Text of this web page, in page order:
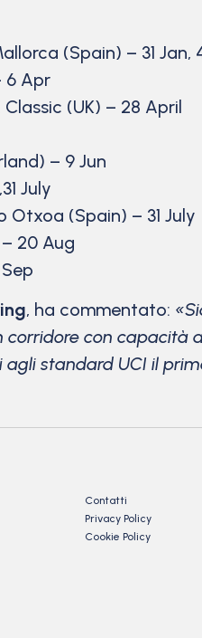
(Spain) – 31 Jan,
6 Apr
(UK) – 28 April
– 9 Jun
July
(Spain) – 31 July
20 Aug
, ha commentato:
corridore con
standard UCI il
Contatti
Privacy Policy
Cookie Policy